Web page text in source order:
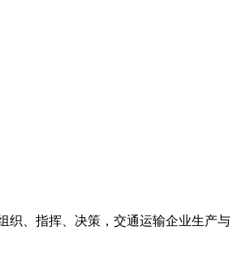
织、指挥、决策，交通运输企业生产与